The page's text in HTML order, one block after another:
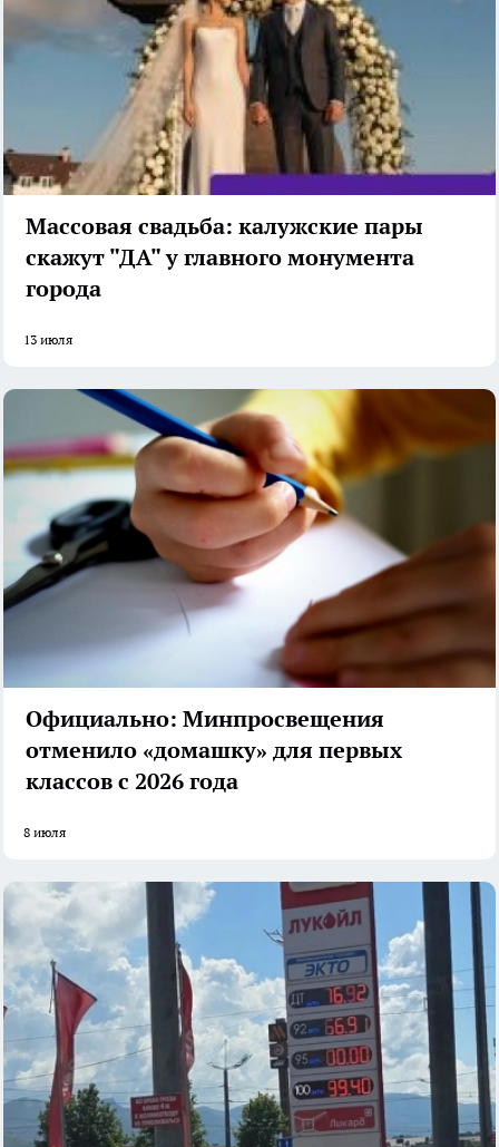
Массовая свадьба: калужские пары
скажут "ДА" у главного монумента
города
13 июля
Официально: Минпросвещения
отменило «домашку» для первых
классов с 2026 года
8 июля